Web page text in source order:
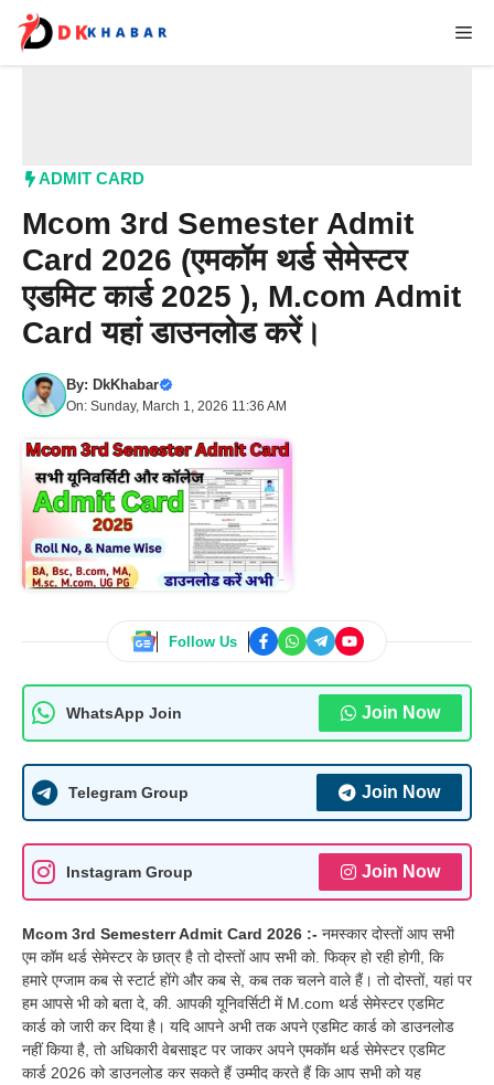
content
ADMIT CARD
Mcom 3rd Semester Admit
Card 2026 (एमकॉम थर्ड सेमेस्टर
एडमिट कार्ड 2025 ), M.com Admit
Card यहां डाउनलोड करें।
By: DkKhabar
On: Sunday, March 1, 2026 11:36 AM
Follow Us
WhatsApp Join Join Now
Telegram Group Join Now
Instagram Group Join Now
Mcom 3rd Semesterr Admit Card 2026 :- नमस्कार दोस्तों आप सभी
एम कॉम थर्ड सेमेस्टर के छात्र है तो दोस्तों आप सभी को. फिक्र हो रही होगी, कि
हमारे एग्जाम कब से स्टार्ट होंगे और कब से, कब तक चलने वाले हैं। तो दोस्तों, यहां पर
हम आपसे भी को बता दे, की. आपकी यूनिवर्सिटी में M.com थर्ड सेमेस्टर एडमिट
कार्ड को जारी कर दिया है। यदि आपने अभी तक अपने एडमिट कार्ड को डाउनलोड
नहीं किया है, तो अधिकारी वेबसाइट पर जाकर अपने एमकॉम थर्ड सेमेस्टर एडमिट
कार्ड 2026 को डाउनलोड कर सकते हैं उम्मीद करते हैं कि आप सभी को यह